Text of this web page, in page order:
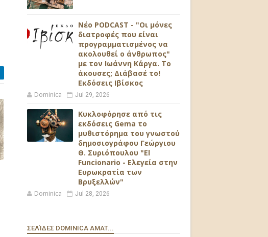
Νέο PODCAST - "Οι μόνες
διατροφές που είναι
προγραμματισμένος να
ακολουθεί ο άνθρωπος"
με τον Ιωάννη Κάργα. Το
άκουσες; Διάβασέ το!
Εκδόσεις Ιβίσκος
Dominica Jul 29, 2026
Κυκλοφόρησε από τις
εκδόσεις Gema το
μυθιστόρημα του γνωστού
δημοσιογράφου Γεώργιου
Θ. Συριόπουλου "El
Funcionario - Ελεγεία στην
Ευρωκρατία των
Βρυξελλών"
Dominica Jul 28, 2026
ΣΕΛΊΔΕΣ DOMINICA AMAT...